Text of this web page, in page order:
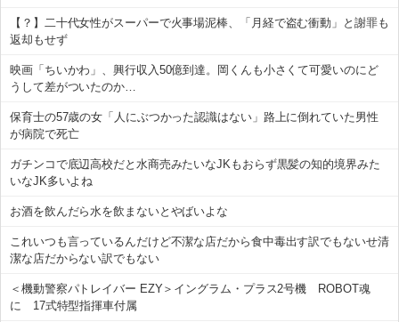
【？】二十代女性がスーパーで火事場泥棒、「月経で盗む衝動」と謝罪も
返却もせず
映画「ちいかわ」、興行収入50億到達。岡くんも小さくて可愛いのにど
うして差がついたのか…
保育士の57歳の女「人にぶつかった認識はない」路上に倒れていた男性
が病院で死亡
ガチンコで底辺高校だと水商売みたいなJKもおらず黒髪の知的境界みた
いなJK多いよね
お酒を飲んだら水を飲まないとやばいよな
これいつも言っているんだけど不潔な店だから食中毒出す訳でもないせ清
潔な店だからない訳でもない
＜機動警察パトレイバー EZY＞イングラム・プラス2号機 ROBOT魂
に 17式特型指揮車付属